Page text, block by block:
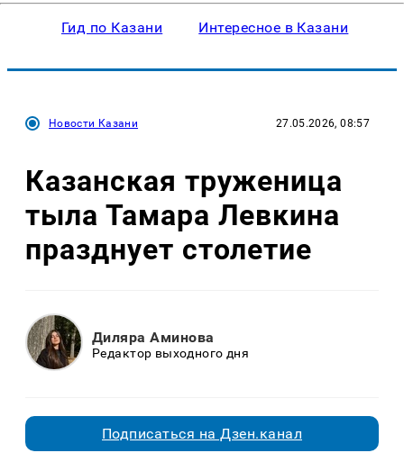
Гид по Казани Интересное в Казани
Новости Казани 27.05.2026, 08:57
Казанская труженица
тыла Тамара Левкина
празднует столетие
Диляра Аминова
Редактор выходного дня
Подписаться на Дзен.канал